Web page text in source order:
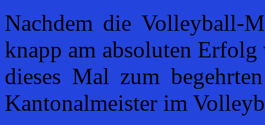
Nachdem die Volleyball-
knapp am absoluten Erfolg
dieses Mal zum
Kantonalmeister im